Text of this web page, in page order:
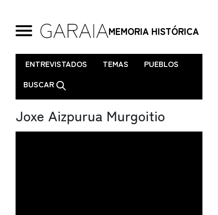
MEMORIA HISTÓRICA
. ENTREVISTADOS TEMAS
PUEBLOS
BUSCAR
Joxe Aizpurua Murgoitio